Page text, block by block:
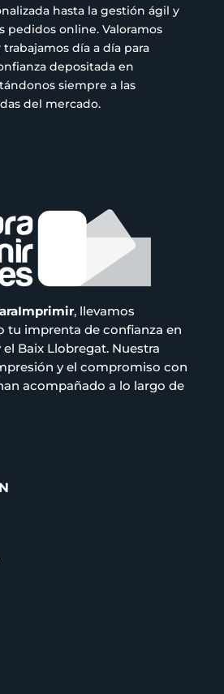
hasta la gestión ágil y
pedidos online. Valoramos
día a día para
depositada en
siempre a las
del mercado.
, llevamos
tu imprenta de confianza en
Baix Llobregat. Nuestra
y el compromiso con
acompañado a lo largo de